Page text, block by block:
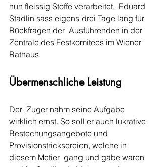
nun fleissig Stoffe verarbeitet.  Eduard
Stadlin sass eigens drei Tage lang für
Rückfragen der  Ausführenden in der
Zentrale des Festkomitees im Wiener
Rathaus.
Übermenschliche Leistung
Der  Zuger nahm seine Aufgabe
wirklich ernst. So soll er auch lukrative
Bestechungsangebote und
Provisionstricksereien, welche in
diesem Metier  gang und gäbe waren